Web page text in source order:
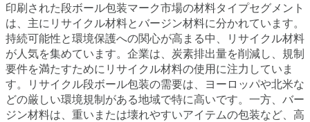
印刷された段ボール包装マーク市場の材料タイプセグメント
は、主にリサイクル材料とバージン材料に分かれています。
持続可能性と環境保護への関心が高まる中、リサイクル材料
が人気を集めています。企業は、炭素排出量を削減し、規制
要件を満たすためにリサイクル材料の使用に注力していま
す。リサイクル段ボール包装の需要は、ヨーロッパや北米な
どの厳しい環境規制がある地域で特に高いです。一方、バー
ジン材料は、重いまたは壊れやすいアイテムの包装など、高